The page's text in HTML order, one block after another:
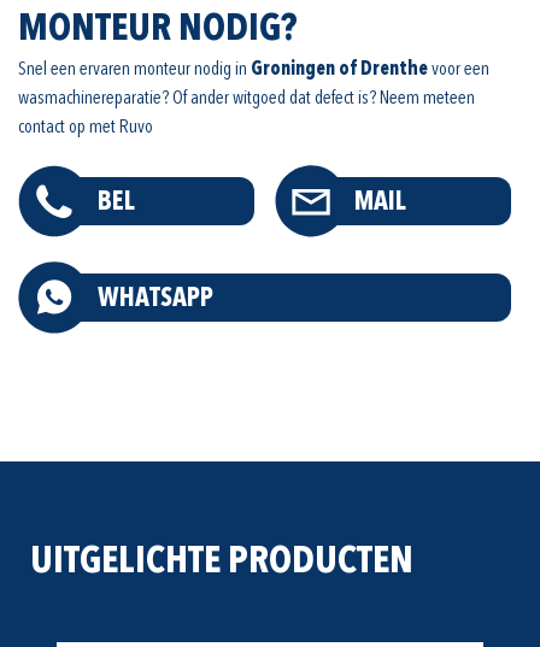
MONTEUR NODIG?
Snel een ervaren monteur nodig in Groningen of Drenthevoor een
wasmachinereparatie? Of ander witgoed dat defect is? Neem meteen
contact op met Ruvo
BEL MAIL
WHATSAPP
UITGELICHTE PRODUCTEN